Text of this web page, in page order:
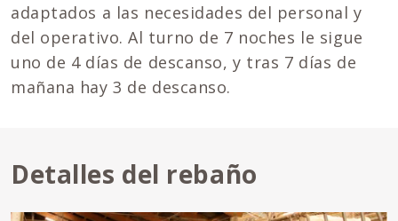
adaptados a las necesidades del personal y
del operativo. Al turno de 7 noches le sigue
uno de 4 días de descanso, y tras 7 días de
mañana hay 3 de descanso.
Detalles del rebaño